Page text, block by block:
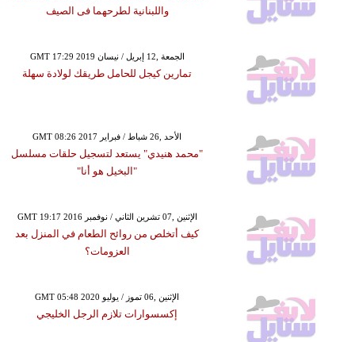
واللبنانية لطرحهما فى الصيف
GMT 17:29 2019 الجمعة ,12 إبريل / نيسان
تمارين كيجل للحامل طريقك لولادة سهلة
GMT 08:26 2017 الأحد ,26 شباط / فبراير
"محمد هنيدي" يستعد لتسجيل حلقات مسلسل
"البخيل هو أنا"
GMT 19:17 2016 الإثنين ,07 تشرين الثاني / نوفمبر
كيف أتخلص من روائح الطعام في المنزل بعد
العزومات؟
GMT 05:48 2020 الإثنين ,06 تموز / يوليو
إكسسوارات تلازم الرجل الخليجي